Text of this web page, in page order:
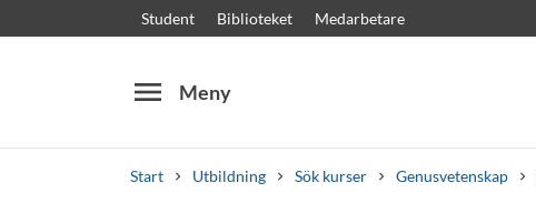
Student Biblioteket Medarbetare
menu Meny
Start Utbildning Sök kurser Genusvetenskap